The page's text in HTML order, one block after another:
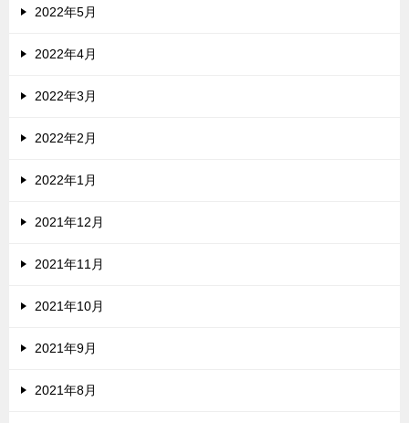
2022年5月
2022年4月
2022年3月
2022年2月
2022年1月
2021年12月
2021年11月
2021年10月
2021年9月
2021年8月